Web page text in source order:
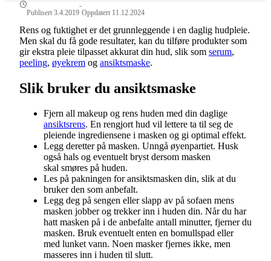
Publisert 3.4.2019
-
Oppdatert 11.12.2024
Rens og fuktighet er det grunnleggende i en daglig hudpleie.
Men skal du få gode resultater, kan du tilføre produkter som
gir ekstra pleie tilpasset akkurat din hud, slik som serum,
peeling, øyekrem og ansiktsmaske.
Slik bruker du ansiktsmaske
Fjern all makeup og rens huden med din daglige
ansiktsrens. En rengjort hud vil lettere ta til seg de
pleiende ingrediensene i masken og gi optimal effekt.
Legg deretter på masken. Unngå øyenpartiet. Husk
også hals og eventuelt bryst dersom masken
skal smøres på huden.
Les på pakningen for ansiktsmasken din, slik at du
bruker den som anbefalt.
Legg deg på sengen eller slapp av på sofaen mens
masken jobber og trekker inn i huden din. Når du har
hatt masken på i de anbefalte antall minutter, fjerner du
masken. Bruk eventuelt enten en bomullspad eller
med lunket vann. Noen masker fjernes ikke, men
masseres inn i huden til slutt.